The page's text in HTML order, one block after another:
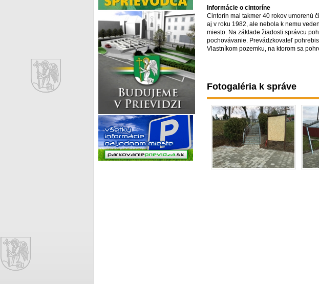
Informácie o cintoríne
Cintorín mal takmer 40 rokov umorenú
aj v roku 1982, ale nebola k nemu
miesto. Na základe žiadosti správcu
pochovávanie. Prevádzkovateľ
Vlastníkom pozemku, na ktorom sa
Fotogaléria k správe